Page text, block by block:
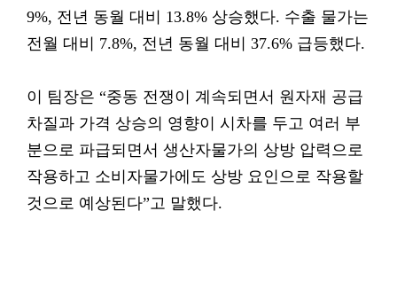
9%, 전년 동월 대비 13.8% 상승했다. 수출 물가는
전월 대비 7.8%, 전년 동월 대비 37.6% 급등했다.
이 팀장은 “중동 전쟁이 계속되면서 원자재 공급
차질과 가격 상승의 영향이 시차를 두고 여러 부
분으로 파급되면서 생산자물가의 상방 압력으로
작용하고 소비자물가에도 상방 요인으로 작용할
것으로 예상된다”고 말했다.